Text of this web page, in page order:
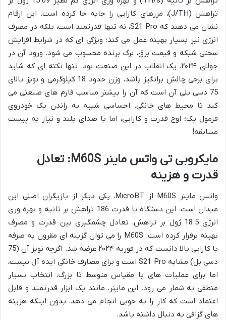
تراهش (J/TH)، مرزهای کارایی را جابه جا کرده است. این ارقام
نشان می دهند که S21 Pro، نه تنها قدرتمند است، بلکه در مصرف
انرژی نیز بسیار بهینه عمل می کند؛ ویژگی ای که در شرایط افزایش
سختی شبکه و قیمت برق، برگ برنده محسوب می شود. ورود آن در
جولای ۲۰۲۴، یک انقلاب در این صنعت بود. تنها نکته ای که شاید
برای برخی چالش برانگیز باشد، وزن حدود 18 کیلوگرمی و نویز بالای
75 دسی بلی آن است که آن را بیشتر مناسب فارم های صنعتی می
کند تا محیط های خانگی. احساسی شبیه به راندن یک خودروی
فرمول یک؛ اوج قدرت و کارایی، اما با صدای بلند و نیاز به پیست
مسابقه!
مایکروبی تی واتس ماینر M60S: تعادل
قدرت و هزینه
واتس ماینر M60S از MicroBT، یکی دیگر از بازیگران اصلی این
میدان است. این دستگاه با قدرت 186 تراهش بر ثانیه و بهره وری
انرژی 18.5 ژول بر تراهش، تعادل چشمگیری بین قدرت و مصرف
بهینه برقرار کرده است. M60S را می توان گزینه ای مقرون به صرفه
با کارایی بالا دانست که در فوریه ۲۰۲۴ عرضه شد. اگرچه نویز آن (75
دسی بل) مشابه S21 Pro است و برای مصارف خانگی ایده آل نیست،
اما برای عملیات های با مقیاس متوسط تا بزرگ، انتخاب بسیار
منطقی به شمار می رود. این ماینر، مانند یک ابزار قدرتمند و قابل
اعتماد است که کار را به خوبی انجام می دهد، بدون اینکه هزینه
های گزافی به دنبال داشته باشد.